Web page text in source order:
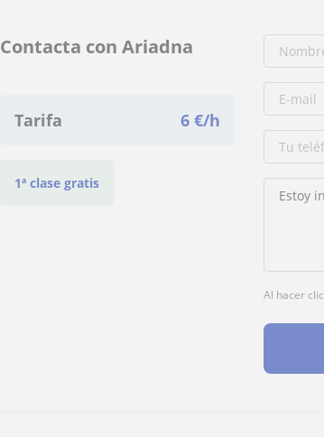
Contacta con Ariadna
Tarifa 6 €/h
1ª clase gratis
Al hacer